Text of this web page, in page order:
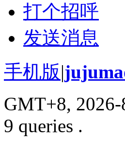
打个招呼
发送消息
手机版|
GMT+8,
9 queries .